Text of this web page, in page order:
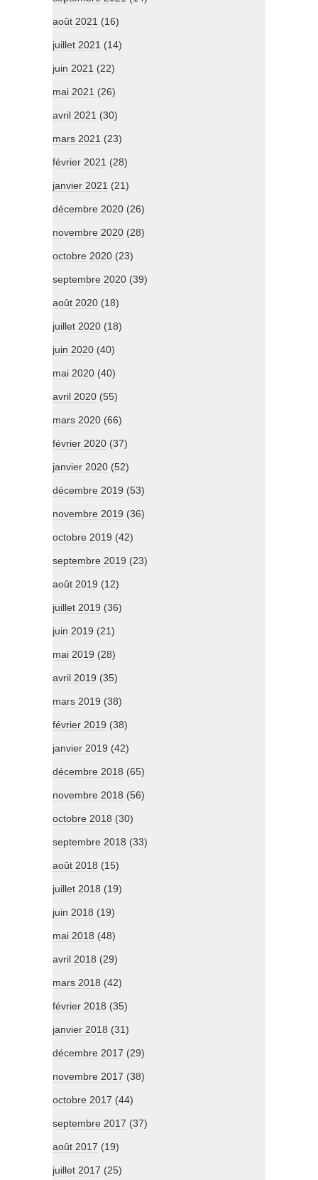
août 2021 (16)
juillet 2021 (14)
juin 2021 (22)
mai 2021 (26)
avril 2021 (30)
mars 2021 (23)
février 2021 (28)
janvier 2021 (21)
décembre 2020 (26)
novembre 2020 (28)
octobre 2020 (23)
septembre 2020 (39)
août 2020 (18)
juillet 2020 (18)
juin 2020 (40)
mai 2020 (40)
avril 2020 (55)
mars 2020 (66)
février 2020 (37)
janvier 2020 (52)
décembre 2019 (53)
novembre 2019 (36)
octobre 2019 (42)
septembre 2019 (23)
août 2019 (12)
juillet 2019 (36)
juin 2019 (21)
mai 2019 (28)
avril 2019 (35)
mars 2019 (38)
février 2019 (38)
janvier 2019 (42)
décembre 2018 (65)
novembre 2018 (56)
octobre 2018 (30)
septembre 2018 (33)
août 2018 (15)
juillet 2018 (19)
juin 2018 (19)
mai 2018 (48)
avril 2018 (29)
mars 2018 (42)
février 2018 (35)
janvier 2018 (31)
décembre 2017 (29)
novembre 2017 (38)
octobre 2017 (44)
septembre 2017 (37)
août 2017 (19)
juillet 2017 (25)